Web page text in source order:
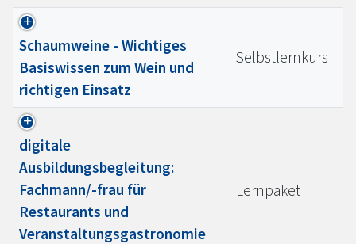
Schaumweine - Wichtiges
Basiswissen zum Wein und
richtigen Einsatz
Selbstlernkurs
digitale
Ausbildungsbegleitung:
Fachmann/-frau für
Restaurants und
Veranstaltungsgastronomie
Lernpaket